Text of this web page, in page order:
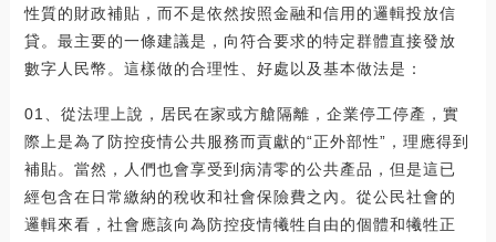
性質的財政補貼，而不是依然按照金融和信用的邏輯投放信
貸。最主要的一條建議是，向符合要求的特定群體直接發放
數字人民幣。這樣做的合理性、好處以及基本做法是：
01、從法理上說，居民在家或方艙隔離，企業停工停產，實
際上是為了防控疫情公共服務而貢獻的“正外部性”，理應得到
補貼。當然，人們也會享受到病清零的公共產品，但是這已
經包含在日常繳納的稅收和社會保險費之內。從公民社會的
邏輯來看，社會應該向為防控疫情犧牲自由的個體和犧牲正